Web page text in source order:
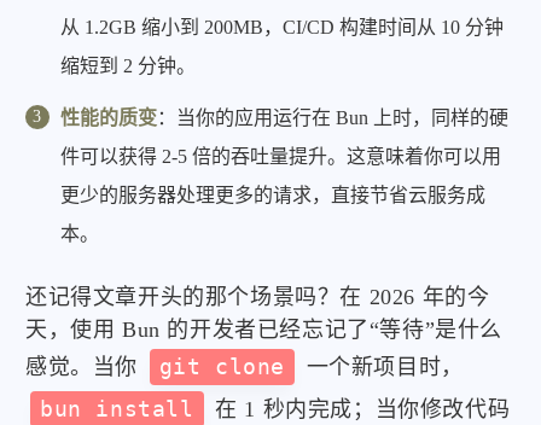
从 1.2GB 缩小到 200MB，CI/CD 构建时间从 10 分钟
缩短到 2 分钟。
性能的质变：当你的应用运行在 Bun 上时，同样的硬
件可以获得 2-5 倍的吞吐量提升。这意味着你可以用
更少的服务器处理更多的请求，直接节省云服务成
本。
还记得文章开头的那个场景吗？在 2026 年的今
天，使用 Bun 的开发者已经忘记了“等待”是什么
感觉。当你
git clone
一个新项目时，
bun install
在 1 秒内完成；当你修改代码